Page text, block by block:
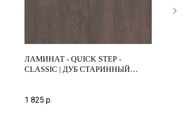
ЛАМИНАТ - QUICK STEP -
CLASSIC | ДУБ СТАРИННЫЙ
1 825 р.